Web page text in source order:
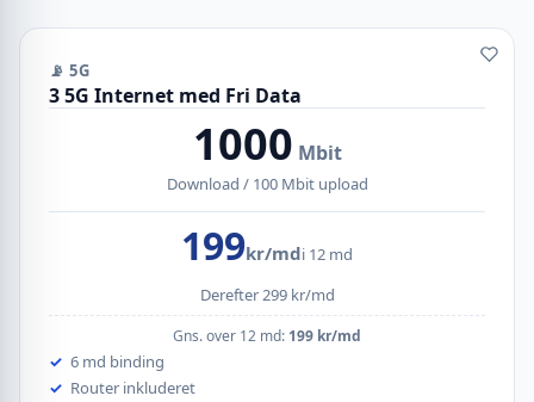
📡 5G
3 5G Internet med Fri Data
1000 Mbit
Download / 100 Mbit upload
199kr/mdi 12 md
Derefter 299 kr/md
Gns. over 12 md: 199 kr/md
6 md binding
Router inkluderet